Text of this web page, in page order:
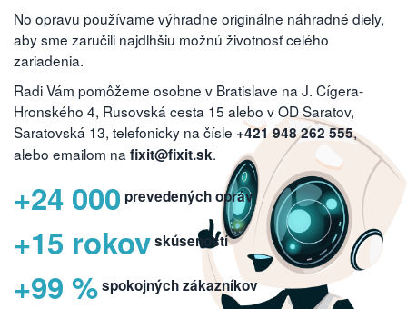
No opravu používame výhradne originálne náhradné diely,
aby sme zaručili najdlhšiu možnú životnosť celého
zariadenia.
Radi Vám pomôžeme osobne v Bratislave na J. Cígera-
Hronského 4, Rusovská cesta 15 alebo v OD Saratov,
Saratovská 13, telefonicky na čísle +421 948 262 555,
alebo emailom na fixit@fixit.sk.
+24 000 prevedených opráv
+15 rokovskúseností
+99 %spokojných zákazníkov